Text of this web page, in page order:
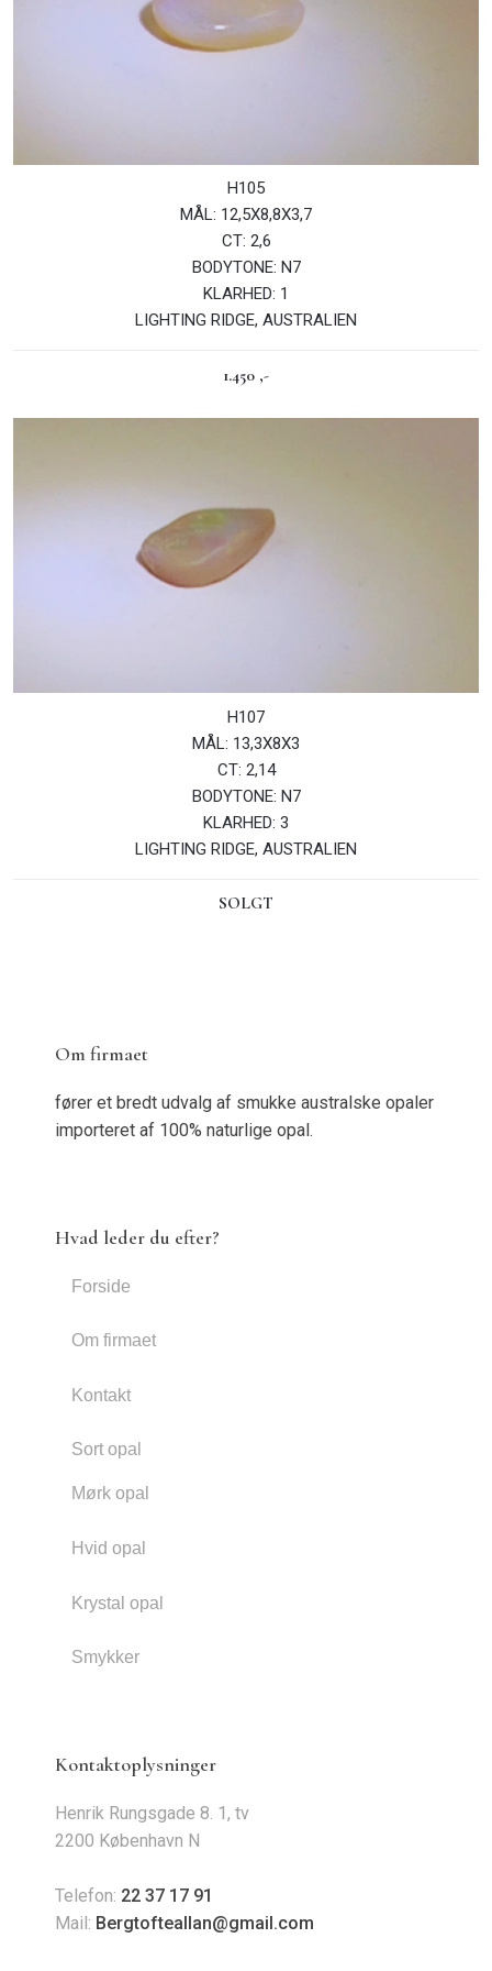
​​H105
MÅL: 12,5X8,8X3,7
CT: 2,6
BODYTONE: N7
KLARHED: 1
LIGHTING RIDGE, AUSTRALIEN
1.450 ,-​
​​H107
MÅL: 13,3X8X3
CT: 2,14
BODYTONE: N7
KLARHED: 3
LIGHTING RIDGE, AUSTRALIEN
SOLGT
Om firmaet
fører et bredt udvalg af smukke australske opaler
importeret af 100% naturlige opal.
Hvad leder du efter?
Forside
Om firmaet
Kontakt
Sort opal
Mørk opal
Hvid opal
Krystal opal
Smykker
Kontaktoplysninger
Henrik Rungsgade 8. 1, tv
2200 København N
Telefon: 22 37 17 91
Mail: Bergtofteallan@gmail.com